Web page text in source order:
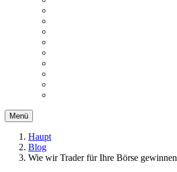
Menü
Haupt
Blog
Wie wir Trader für Ihre Börse gewinnen